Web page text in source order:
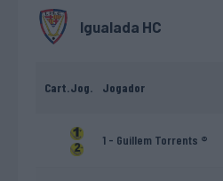
Igualada HC
Cart.Jog. Jogador
1 - Guillem Torrents ®